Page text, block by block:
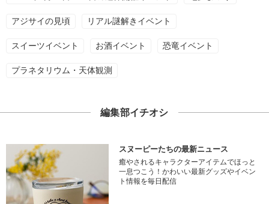
アジサイの見頃 リアル謎解きイベント
スイーツイベント お酒イベント 恐竜イベント
プラネタリウム・天体観測
編集部イチオシ
スヌーピーたちの最新ニュース
癒やされるキャラクターアイテムでほっと
一息つこう！かわいい最新グッズやイベン
ト情報を毎日配信